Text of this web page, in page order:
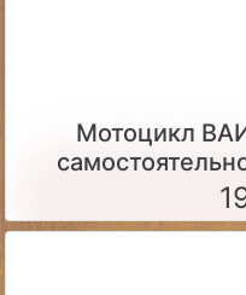
Мотоцикл